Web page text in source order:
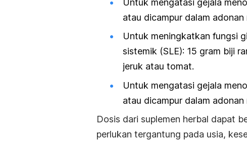
Untuk mengatasi gejala
atau dicampur dalam
Untuk meningkatkan fungsi
sistemik (SLE): 15 gram biji
jeruk atau tomat.
Untuk mengatasi gejala
atau dicampur dalam
Dosis dari suplemen herbal dapat
perlukan tergantung pada usia,